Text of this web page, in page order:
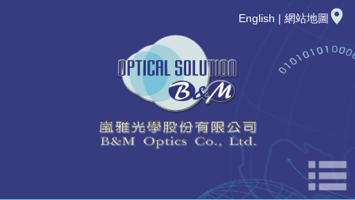
English | 網站地圖